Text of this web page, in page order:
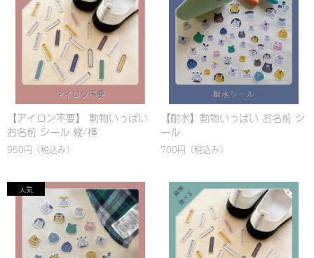
【アイロン不要】 動物いっぱい
お名前 シール 縦/横
950円 （税込み）
【耐水】動物いっぱい お名前 シ
ール
700円 （税込み）